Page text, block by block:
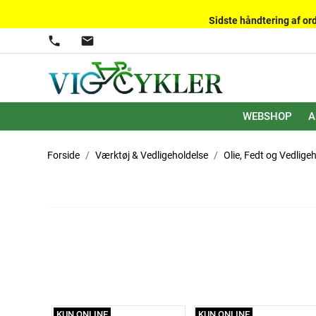
Sidste håndtering af
phone mail
WEBSHOP
Forside Værktøj & Vedligeholdelse Olie, Fedt og